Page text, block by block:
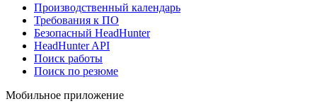
Производственный календарь
Требования к ПО
Безопасный HeadHunter
HeadHunter API
Поиск работы
Поиск по резюме
Мобильное приложение